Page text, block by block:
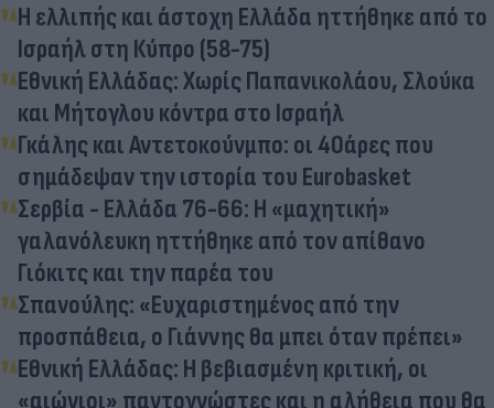
Η ελλιπής και άστοχη Ελλάδα ηττήθηκε από το
Ισραήλ στη Κύπρο (58-75)
Εθνική Ελλάδας: Χωρίς Παπανικολάου, Σλούκα
και Μήτογλου κόντρα στο Ισραήλ
Γκάλης και Αντετοκούνμπο: οι 40άρες που
σημάδεψαν την ιστορία του Eurobasket
Σερβία - Ελλάδα 76-66: Η «μαχητική»
γαλανόλευκη ηττήθηκε από τον απίθανο
Γιόκιτς και την παρέα του
Σπανούλης: «Ευχαριστημένος από την
προσπάθεια, ο Γιάννης θα μπει όταν πρέπει»
Εθνική Ελλάδας: Η βεβιασμένη κριτική, οι
«αιώνιοι» παντογνώστες και η αλήθεια που θα